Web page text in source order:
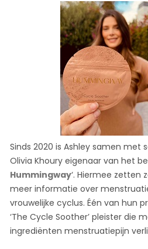
Sinds 2020 is Ashley samen met
Olivia Khoury eigenaar van het
Hummingway‘. Hiermee zetten
meer informatie over
vrouwelijke cyclus. Één van hun
‘The Cycle Soother’ pleister die
ingrediënten menstruatiepijn